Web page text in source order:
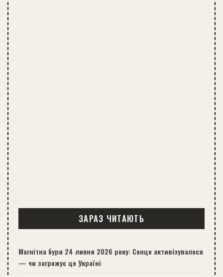
ЗАРАЗ ЧИТАЮТЬ
Магнітна буря 24 липня 2026 року: Сонце активізувалося
— чи загрожує це Україні